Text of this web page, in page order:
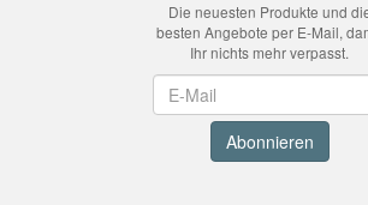
Die neuesten Produkte und
besten Angebote per E-Mail,
Ihr nichts mehr verpasst.
Abonnieren